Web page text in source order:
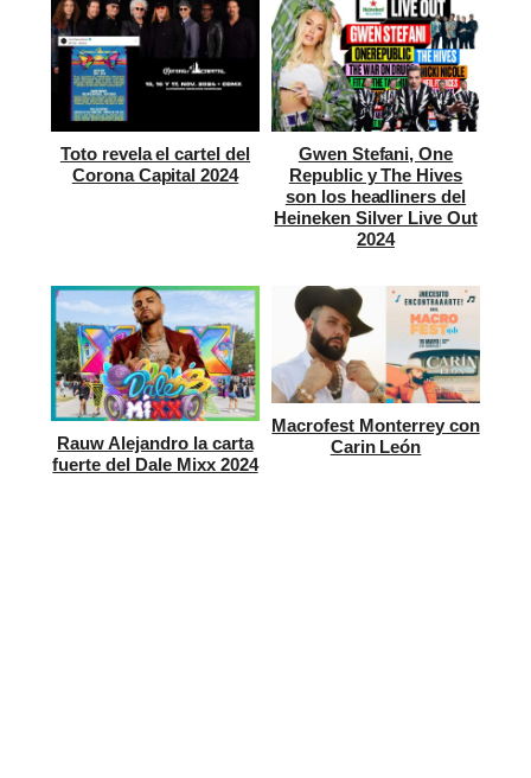
Toto revela el cartel del
Corona Capital 2024
Gwen Stefani, One
Republic y The Hives
son los headliners del
Heineken Silver Live Out
2024
Rauw Alejandro la carta
fuerte del Dale Mixx 2024
Macrofest Monterrey con
Carin León